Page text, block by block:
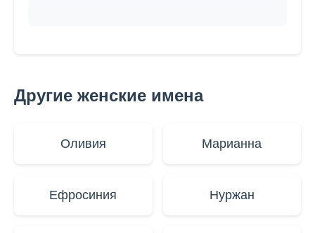
Другие женские имена
Оливия Марианна
Ефросиния Нуржан